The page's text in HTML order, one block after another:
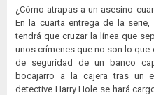
¿Cómo atrapas a un asesino
En la cuarta entrega de la
tendrá que cruzar la línea que
unos crímenes que no son lo que
de seguridad de un banco
bocajarro a la cajera tras un
detective Harry Hole se hará